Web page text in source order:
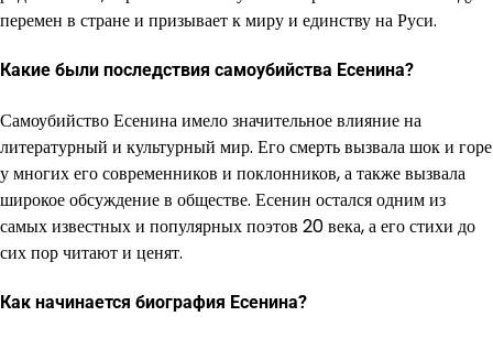
перемен в стране и призывает к миру и единству на Руси.
Какие были последствия самоубийства Есенина?
Самоубийство Есенина имело значительное влияние на
литературный и культурный мир. Его смерть вызвала шок и горе
у многих его современников и поклонников, а также вызвала
широкое обсуждение в обществе. Есенин остался одним из
самых известных и популярных поэтов 20 века, а его стихи до
сих пор читают и ценят.
Как начинается биография Есенина?